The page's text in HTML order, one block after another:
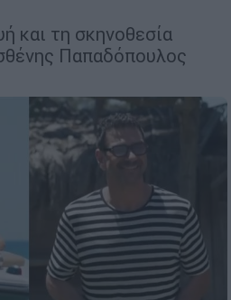
και τη σκηνοθεσία
Παπαδόπουλος